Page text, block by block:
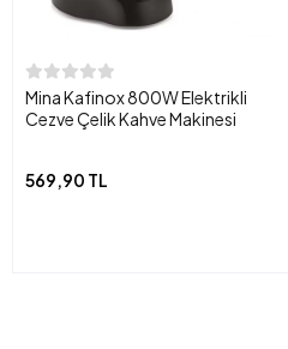
Mina Kafinox 800W Elektrikli
Cezve Çelik Kahve Makinesi
569,90 TL